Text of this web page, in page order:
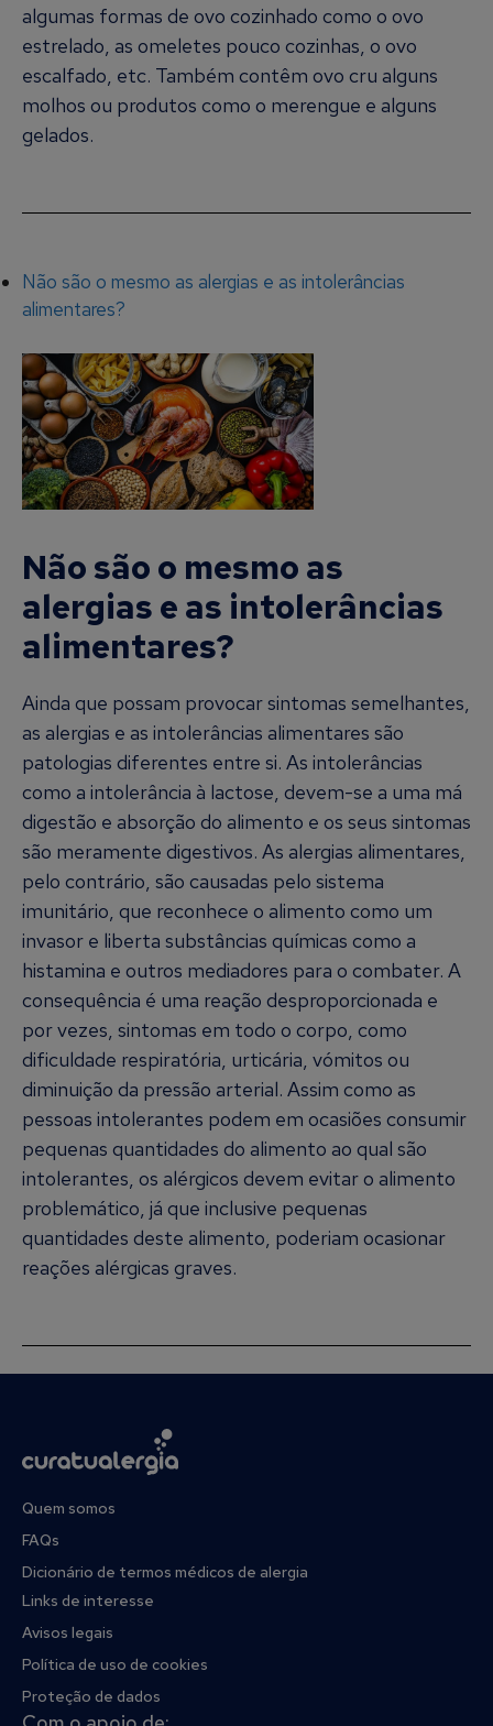
algumas formas de ovo cozinhado como o ovo
estrelado, as omeletes pouco cozinhas, o ovo
escalfado, etc. Também contêm ovo cru alguns
molhos ou produtos como o merengue e alguns
gelados.
Não são o mesmo as alergias e as intolerâncias
alimentares?
Não são o mesmo as
alergias e as intolerâncias
alimentares?
Ainda que possam provocar sintomas semelhantes,
as alergias e as intolerâncias alimentares são
patologias diferentes entre si. As intolerâncias
como a intolerância à lactose, devem-se a uma má
digestão e absorção do alimento e os seus sintomas
são meramente digestivos. As alergias alimentares,
pelo contrário, são causadas pelo sistema
imunitário, que reconhece o alimento como um
invasor e liberta substâncias químicas como a
histamina e outros mediadores para o combater. A
consequência é uma reação desproporcionada e
por vezes, sintomas em todo o corpo, como
dificuldade respiratória, urticária, vómitos ou
diminuição da pressão arterial. Assim como as
pessoas intolerantes podem em ocasiões consumir
pequenas quantidades do alimento ao qual são
intolerantes, os alérgicos devem evitar o alimento
problemático, já que inclusive pequenas
quantidades deste alimento, poderiam ocasionar
reações alérgicas graves.
Quem somos
FAQs
Dicionário de termos médicos de alergia
Links de interesse
Avisos legais
Política de uso de cookies
Proteção de dados